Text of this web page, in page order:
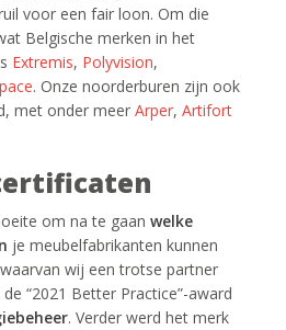
voor een fair loon. Om die
Belgische merken in het
Extremis, Polyvision,
. Onze noorderburen zijn ook
met onder meerArper,Artifort
om na te gaanwelke
je meubelfabrikanten kunnen
wij een trotse partner
“2021 Better Practice”-award
. Verder werd het merk